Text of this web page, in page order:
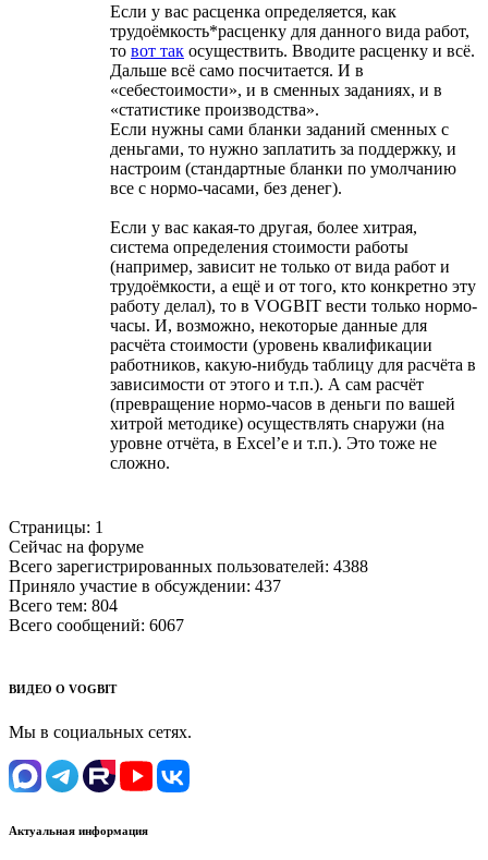
Если у вас расценка определяется, как
трудоёмкость*расценку для данного вида работ,
то вот так осуществить. Вводите расценку и всё.
Дальше всё само посчитается. И в
«себестоимости», и в сменных заданиях, и в
«статистике производства».
Если нужны сами бланки заданий сменных с
деньгами, то нужно заплатить за поддержку, и
настроим (стандартные бланки по умолчанию
все с нормо-часами, без денег).
Если у вас какая-то другая, более хитрая,
система определения стоимости работы
(например, зависит не только от вида работ и
трудоёмкости, а ещё и от того, кто конкретно эту
работу делал), то в VOGBIT вести только нормо-
часы. И, возможно, некоторые данные для
расчёта стоимости (уровень квалификации
работников, какую-нибудь таблицу для расчёта в
зависимости от этого и т.п.). А сам расчёт
(превращение нормо-часов в деньги по вашей
хитрой методике) осуществлять снаружи (на
уровне отчёта, в Excel’е и т.п.). Это тоже не
сложно.
Страницы: 1
Сейчас на форуме
Всего зарегистрированных пользователей: 4388
Приняло участие в обсуждении: 437
Всего тем: 804
Всего сообщений: 6067
ВИДЕО О VOGBIT
Мы в социальных сетях.
Актуальная информация